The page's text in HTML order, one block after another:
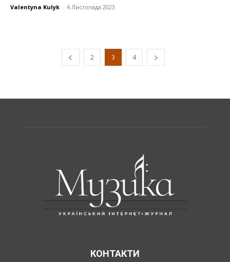
Valentyna Kulyk - 4 Листопада 2023
2 3 4
КОНТАКТИ